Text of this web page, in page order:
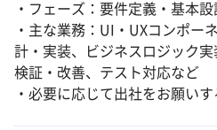
・フェーズ：要件定義・基本設
・主な業務：UI・UXコンポー
計・実装、ビジネスロジック
検証・改善、テスト対応など
・必要に応じて出社をお願い